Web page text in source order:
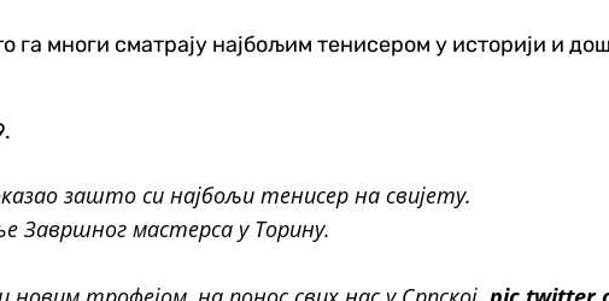
га многи сматрају најбољим тенисером у историји и
зашто си најбољи тенисер на свијету.
Завршног мастерса у Торину.